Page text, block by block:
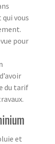
vous
pour
du tarif
et